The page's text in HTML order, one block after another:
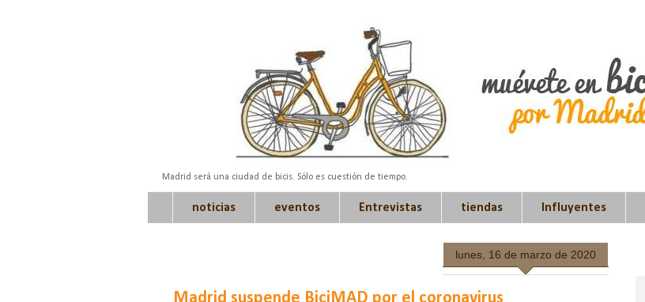
Madrid será una ciudad de bicis. Sólo es cuestión de tiempo.
noticias eventos Entrevistas tiendas Influyentes
lunes, 16 de marzo de 2020